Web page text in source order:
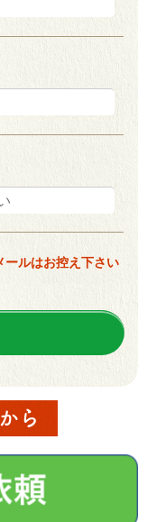
ルはお控え下さい
ら